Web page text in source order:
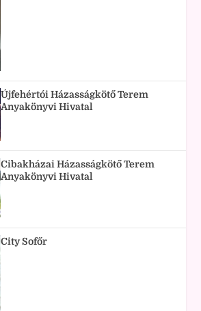
Újfehértói Házasságkötő Terem
Anyakönyvi Hivatal
Cibakházai Házasságkötő Terem
Anyakönyvi Hivatal
City Sofőr